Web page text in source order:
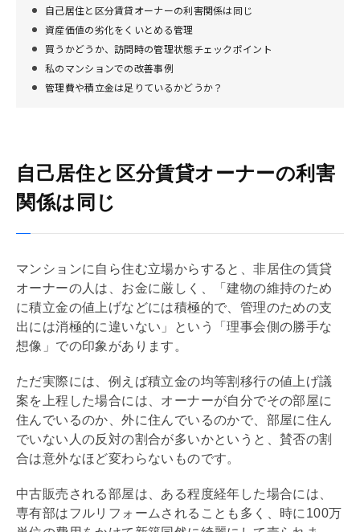
自己居住と区分賃貸オーナーの利害関係は同じ
資産価値の劣化をくいとめる管理
買うかどうか、訪問時の管理状態チェックポイント
私のマンションでの改善事例
管理費や積立金は足りているかどうか？
自己居住と区分賃貸オーナーの利害
関係は同じ
マンションに自ら住む立場からすると、非居住の賃貸
オーナーの人は、お金に厳しく、「建物の維持のため
に積立金の値上げなどには積極的で、管理のための支
出には消極的に違いない」という「理事会側の勝手な
想像」での印象があります。
ただ実際には、例えば積立金の均等割移行の値上げ議
案を上程した場合には、オーナーが自分でその部屋に
住んでいるのか、外に住んでいるのかで、部屋に住ん
でいない人の反対の割合が多いかというと、賛否の割
合は意外なほど変わらないものです。
中古販売される部屋は、ある程度経年した場合には、
専有部はフルリフォーム されることも多く、時に100万